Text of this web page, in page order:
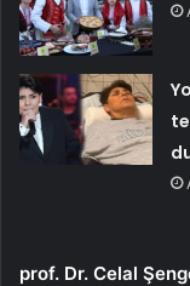
prof. Dr. Celal